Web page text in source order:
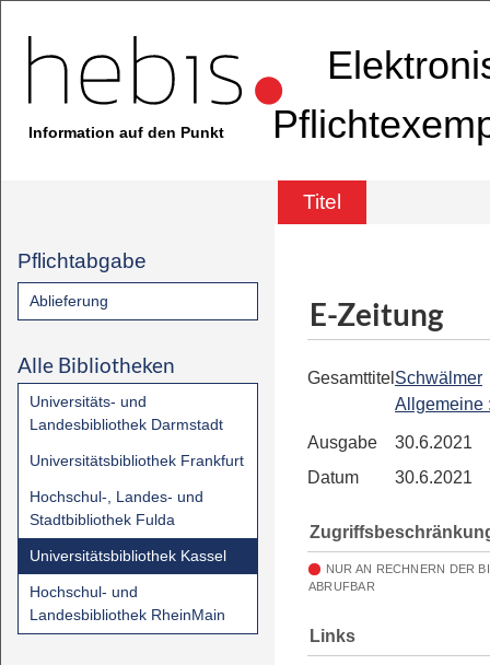
Information auf den Punkt
Titel
Pflichtabgabe
Ablieferung
Alle Bibliotheken
Universitäts- und
Landesbibliothek Darmstadt
Universitätsbibliothek Frankfurt
Hochschul-, Landes- und
Stadtbibliothek Fulda
Universitätsbibliothek Kassel
Hochschul- und
Landesbibliothek RheinMain
E-Zeitung
Gesamttitel Schwälmer
Allgemeine
Ausgabe
30.6.2021
Datum
30.6.2021
NUR AN RECHNERN DER
ABRUFBAR
Links